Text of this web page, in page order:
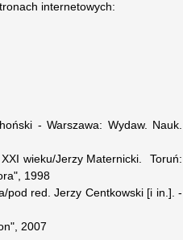
internetowych:
- Warszawa: Wydaw. Nauk.
wieku/Jerzy Maternicki. Toruń:
1998
pod red. Jerzy Centkowski [i in.]. -
2007